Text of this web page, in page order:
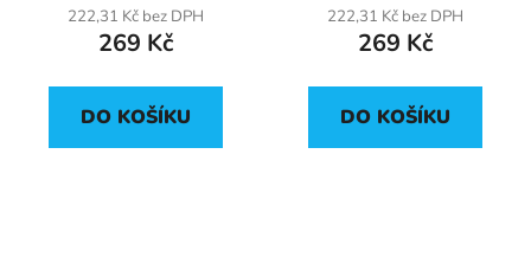
222,31 Kč bez DPH
269 Kč
DO KOŠÍKU
222,31 Kč bez DPH
269 Kč
DO KOŠÍKU